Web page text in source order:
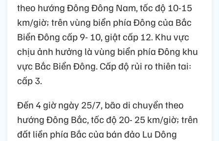
theo hướng Đông Đông Nam, tốc độ 10-15
km/giờ; trên vùng biển phía Đông của Bắc
Biển Đông cấp 9- 10, giật cấp 12. Khu vực
chịu ảnh hưởng là vùng biển phía Đông khu
vực Bắc Biển Đông. Cấp độ rủi ro thiên tai:
cấp 3.
Đến 4 giờ ngày 25/7, bão di chuyển theo
hướng Đông Bắc, tốc độ 20- 25 km/giờ; trên
đất liền phía Bắc của bán đảo Lu Dông